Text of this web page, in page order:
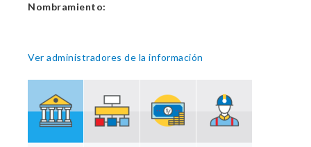
Nombramiento:
Ver administradores de la información